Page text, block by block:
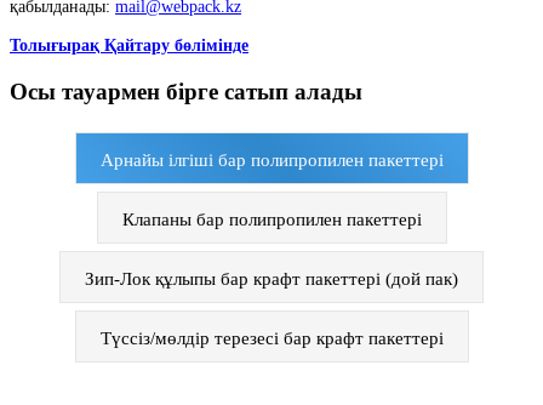
қабылданады: mail@webpack.kz
Толығырақ Қайтару бөлімінде
Осы тауармен бірге сатып алады
Арнайы ілгіші бар полипропилен пакеттері
Клапаны бар полипропилен пакеттері
Зип-Лок құлыпы бар крафт пакеттері (дой пак)
Түссіз/мөлдір терезесі бар крафт пакеттері